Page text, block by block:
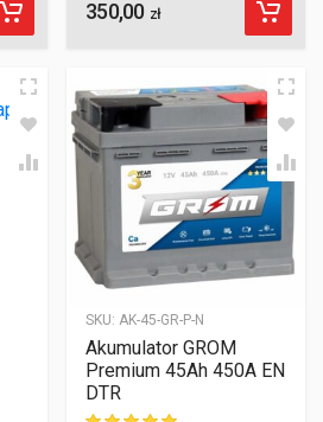
ocen klientów
350,00 zł
SKU: AK-45-GR-P-N
Akumulator GROM
Premium 45Ah 450A EN
DTR